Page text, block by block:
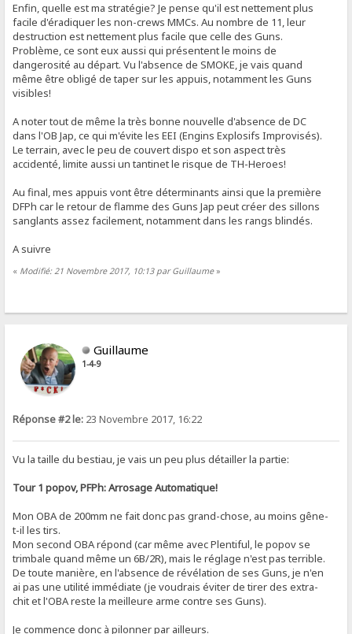
Enfin, quelle est ma stratégie? Je pense qu'il est nettement plus
facile d'éradiquer les non-crews MMCs. Au nombre de 11, leur
destruction est nettement plus facile que celle des Guns.
Problème, ce sont eux aussi qui présentent le moins de
dangerosité au départ. Vu l'absence de SMOKE, je vais quand
même être obligé de taper sur les appuis, notamment les Guns
visibles!
A noter tout de même la très bonne nouvelle d'absence de DC
dans l'OB Jap, ce qui m'évite les EEI (Engins Explosifs Improvisés).
Le terrain, avec le peu de couvert dispo et son aspect très
accidenté, limite aussi un tantinet le risque de TH-Heroes!
Au final, mes appuis vont être déterminants ainsi que la première
DFPh car le retour de flamme des Guns Jap peut créer des sillons
sanglants assez facilement, notamment dans les rangs blindés.
A suivre
« Modifié: 21 Novembre 2017, 10:13 par Guillaume»
Guillaume
1-4-9
Réponse #2 le: 23 Novembre 2017, 16:22
Vu la taille du bestiau, je vais un peu plus détailler la partie:
Tour 1 popov, PFPh: Arrosage Automatique!
Mon OBA de 200mm ne fait donc pas grand-chose, au moins gêne-
t-il les tirs.
Mon second OBA répond (car même avec Plentiful, le popov se
trimbale quand même un 6B/2R), mais le réglage n'est pas terrible.
De toute manière, en l'absence de révélation de ses Guns, je n'en
ai pas une utilité immédiate (je voudrais éviter de tirer des extra-
chit et l'OBA reste la meilleure arme contre ses Guns).
Je commence donc à pilonner par ailleurs.